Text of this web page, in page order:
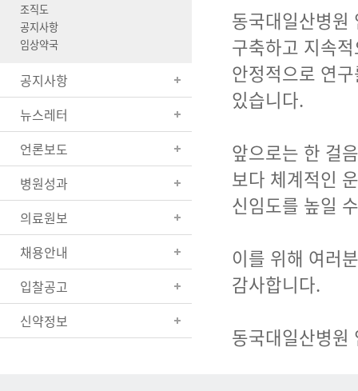
조직도
공지사항
임상약국
공지사항
뉴스레터
언론보도
병원성과
의료원보
채용안내
입찰공고
신약정보
동국대일산병원
구축하고 지속
안정적으로 연
있습니다.
앞으로는 한 걸
보다 체계적인
신임도를 높일
이를 위해 여러
감사합니다.
동국대일산병원